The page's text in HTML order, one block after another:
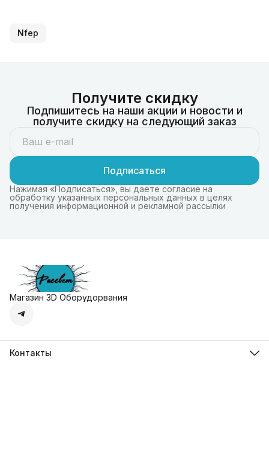
Nfep
Получите скидку
Подпишитесь на наши акции и новости и
получите скидку на следующий заказ
Подписаться
Нажимая «Подписаться», вы даете согласие на
обработку указанных персональных данных в целях
получения информационной и рекламной рассылки
Магазин 3D Оборудорвания
Контакты